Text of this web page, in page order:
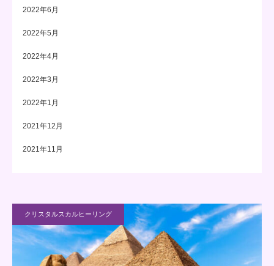
2022年6月
2022年5月
2022年4月
2022年3月
2022年1月
2021年12月
2021年11月
クリスタルスカルヒーリング